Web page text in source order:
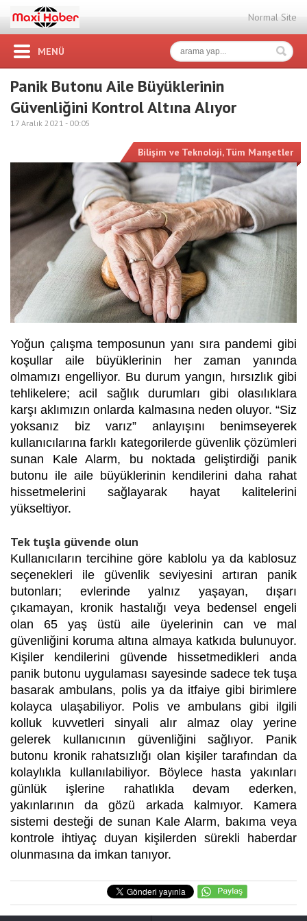
Normal Site
MENÜ
Panik Butonu Aile Büyüklerinin
Güvenliğini Kontrol Altına Alıyor
17 Aralık 2021 - 00:05
Bilişim ve Teknoloji,Tüm Manşetler
Yoğun çalışma temposunun yanı sıra pandemi gibi
koşullar aile büyüklerinin her zaman yanında
olmamızı engelliyor. Bu durum yangın, hırsızlık gibi
tehlikelere; acil sağlık durumları gibi olasılıklara
karşı aklımızın onlarda kalmasına neden oluyor. “Siz
yoksanız biz varız” anlayışını benimseyerek
kullanıcılarına farklı kategorilerde güvenlik çözümleri
sunan Kale Alarm, bu noktada geliştirdiği panik
butonu ile aile büyüklerinin kendilerini daha rahat
hissetmelerini sağlayarak hayat kalitelerini
yükseltiyor.
Tek tuşla güvende olun
Kullanıcıların tercihine göre kablolu ya da kablosuz
seçenekleri ile güvenlik seviyesini artıran panik
butonları; evlerinde yalnız yaşayan, dışarı
çıkamayan, kronik hastalığı veya bedensel engeli
olan 65 yaş üstü aile üyelerinin can ve mal
güvenliğini koruma altına almaya katkıda bulunuyor.
Kişiler kendilerini güvende hissetmedikleri anda
panik butonu uygulaması sayesinde sadece tek tuşa
basarak ambulans, polis ya da itfaiye gibi birimlere
kolayca ulaşabiliyor. Polis ve ambulans gibi ilgili
kolluk kuvvetleri sinyali alır almaz olay yerine
gelerek kullanıcının güvenliğini sağlıyor. Panik
butonu kronik rahatsızlığı olan kişiler tarafından da
kolaylıkla kullanılabiliyor. Böylece hasta yakınları
günlük işlerine rahatlıkla devam ederken,
yakınlarının da gözü arkada kalmıyor. Kamera
sistemi desteği de sunan Kale Alarm, bakıma veya
kontrole ihtiyaç duyan kişilerden sürekli haberdar
olunmasına da imkan tanıyor.